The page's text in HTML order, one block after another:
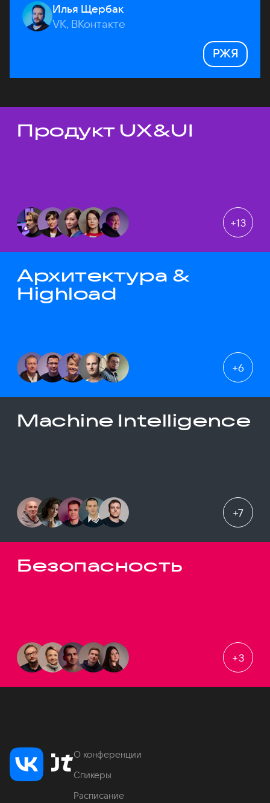
Илья Щербак
VK, ВКонтакте
РЖЯ
Темы докладов
Продукт UX&UI
+13
Архитектура &
Highload
+6
Machine Intelligence
+7
Безопасность
+3
О конференции
Спикеры
Расписание